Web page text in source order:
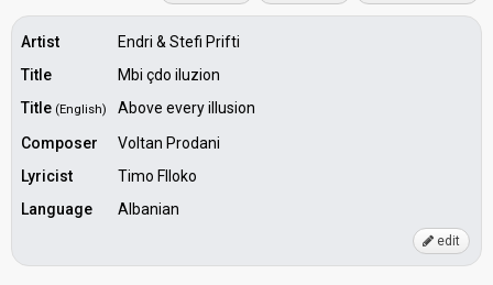
Artist
Endri & Stefi Prifti
Title
Mbi çdo iluzion
Title (English)
Above every illusion
Composer
Voltan Prodani
Lyricist
Timo Flloko
Language
Albanian
edit